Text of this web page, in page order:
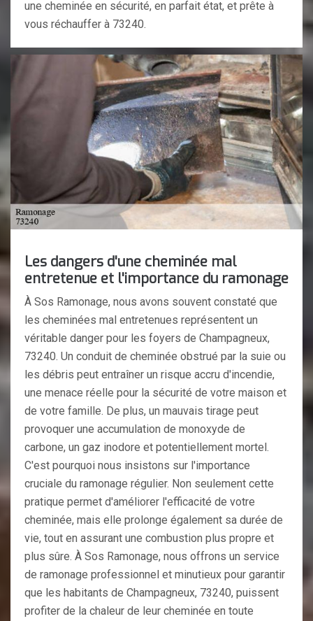
une cheminée en sécurité, en parfait état, et prête à
vous réchauffer à 73240.
Les dangers d'une cheminée mal
entretenue et l'importance du ramonage
À Sos Ramonage, nous avons souvent constaté que
les cheminées mal entretenues représentent un
véritable danger pour les foyers de Champagneux,
73240. Un conduit de cheminée obstrué par la suie ou
les débris peut entraîner un risque accru d'incendie,
une menace réelle pour la sécurité de votre maison et
de votre famille. De plus, un mauvais tirage peut
provoquer une accumulation de monoxyde de
carbone, un gaz inodore et potentiellement mortel.
C'est pourquoi nous insistons sur l'importance
cruciale du ramonage régulier. Non seulement cette
pratique permet d'améliorer l'efficacité de votre
cheminée, mais elle prolonge également sa durée de
vie, tout en assurant une combustion plus propre et
plus sûre. À Sos Ramonage, nous offrons un service
de ramonage professionnel et minutieux pour garantir
que les habitants de Champagneux, 73240, puissent
profiter de la chaleur de leur cheminée en toute